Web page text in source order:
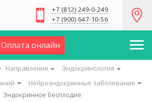
+7 (812) 249-0-249
+7 (900) 647-10-56
Оплата онлайн
Направления
Эндокринология
Нейроэндокринные заболевания
Эндокринное бесплодие